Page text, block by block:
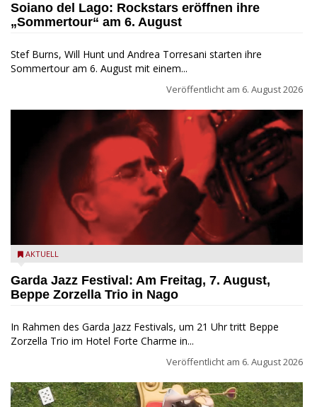
Soiano del Lago: Rockstars eröffnen ihre
„Sommertour“ am 6. August
Stef Burns, Will Hunt und Andrea Torresani starten ihre
Sommertour am 6. August mit einem...
Veröffentlicht am 6. August 2026
Beppe Zorzella Trio zu Gast beim Garda Jazz Festival
AKTUELL
Garda Jazz Festival: Am Freitag, 7. August,
Beppe Zorzella Trio in Nago
In Rahmen des Garda Jazz Festivals, um 21 Uhr tritt Beppe
Zorzella Trio im Hotel Forte Charme in...
Veröffentlicht am 6. August 2026